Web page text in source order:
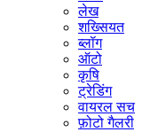
लेख
शख्सियत
ब्लॉग
ऑटो
कृषि
ट्रेडिंग
वायरल सच
फ़ोटो गैलरी